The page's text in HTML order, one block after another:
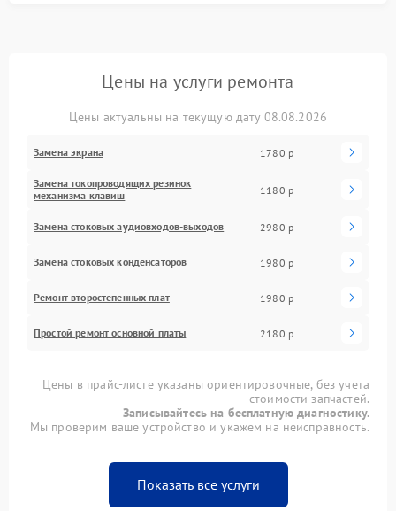
Цены на услуги ремонта
Цены актуальны на текущую дату 08.08.2026
Замена экрана 1780 р
Замена токопроводящих резинок
механизма клавиш
1180 р
Замена стоковых аудиовходов-выходов 2980 р
Замена стоковых конденсаторов 1980 р
Ремонт второстепенных плат 1980 р
Простой ремонт основной платы 2180 р
Цены в прайс-листе указаны ориентировочные, без учета
стоимости запчастей.
Записывайтесь на бесплатную диагностику.
Мы проверим ваше устройство и укажем на неисправность.
Показать все услуги